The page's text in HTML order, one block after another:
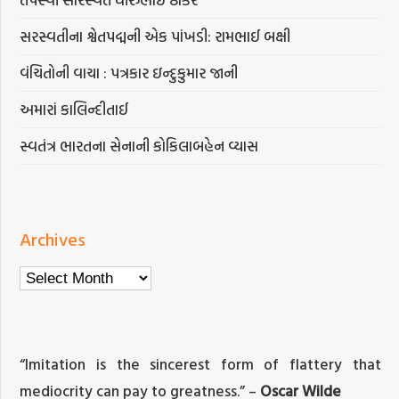
સરસ્વતીના શ્વેતપદ્મની એક પાંખડી: રામભાઈ બક્ષી
વંચિતોની વાચા : પત્રકાર ઇન્દુકુમાર જાની
અમારાં કાલિન્દીતાઈ
સ્વતંત્ર ભારતના સેનાની કોકિલાબહેન વ્યાસ
Archives
Archives
“Imitation is the sincerest form of flattery that
mediocrity can pay to greatness.” – Oscar Wilde